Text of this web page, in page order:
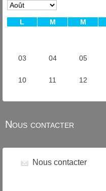
Nous contacter
Nous contacter